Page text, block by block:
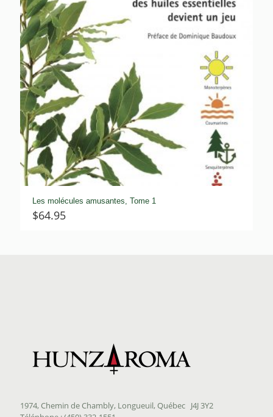
Les molécules amusantes, Tome 1
$64.95
1974, Chemin de Chambly, Longueuil, Québec J4J 3Y2